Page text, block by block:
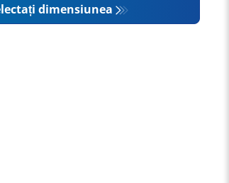
dimensiunea